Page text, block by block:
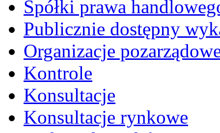
Spółki prawa
Publicznie dostępny
Organizacje
Kontrole
Konsultacje
Konsultacje rynkowe